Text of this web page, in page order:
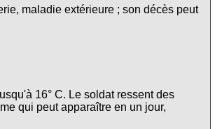
maladie extérieure ; son décès peut
16° C. Le soldat ressent des
qui peut apparaître en un jour,